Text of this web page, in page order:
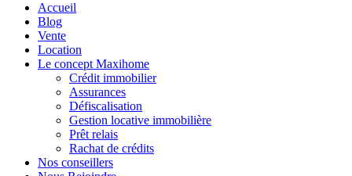
Accueil
Blog
Vente
Location
Le concept Maxihome
Crédit immobilier
Assurances
Défiscalisation
Gestion locative immobilière
Prêt relais
Rachat de crédits
Nos conseillers